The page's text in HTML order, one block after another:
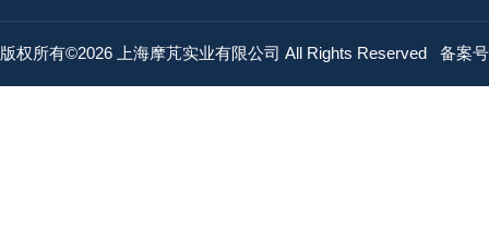
版权所有©2026 上海摩芃实业有限公司 All Rights Reserved 备案